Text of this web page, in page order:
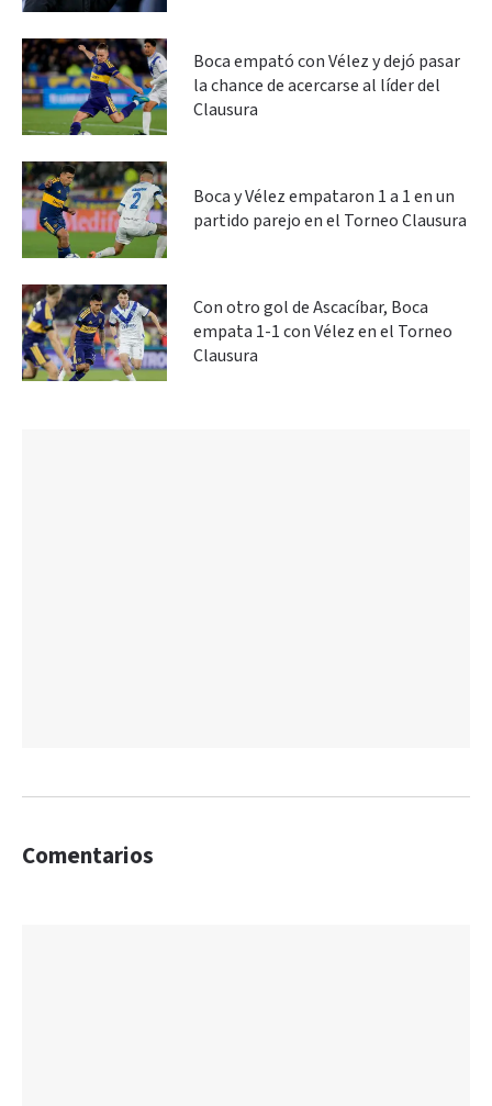
Boca empató con Vélez y dejó pasar
la chance de acercarse al líder del
Clausura
Boca y Vélez empataron 1 a 1 en un
partido parejo en el Torneo Clausura
Con otro gol de Ascacíbar, Boca
empata 1-1 con Vélez en el Torneo
Clausura
Comentarios